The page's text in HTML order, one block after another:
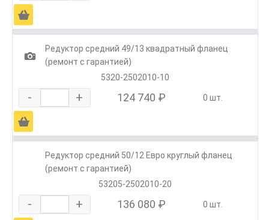
Ä
1
Редуктор средний 49/13 квадратный фланец
(ремонт с гарантией)
5320-2502010-10
- + 124 740 ₽ 0 шт.
Ä
Редуктор средний 50/12 Евро круглый фланец
(ремонт с гарантией)
53205-2502010-20
- + 136 080 ₽ 0 шт.